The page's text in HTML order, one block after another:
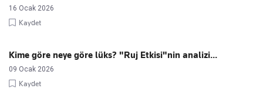
16 Ocak 2026
Kaydet
Kime göre neye göre lüks? "Ruj Etkisi"nin analizi...
09 Ocak 2026
Kaydet